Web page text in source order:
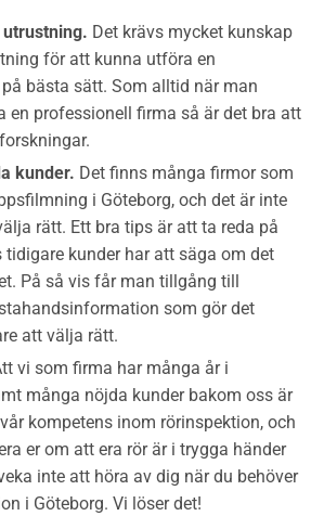
utrustning. Det krävs mycket kunskap
för att kunna utföra en
bästa sätt. Som alltid när man
en professionell firma så är det bra att
kunder. Det finns många firmor som
i Göteborg, och det är inte
rätt. Ett bra tips är att ta reda på
tidigare kunder har att säga om det
På så vis får man tillgång till
som gör det
att välja rätt.
vi som firma har många år i
många nöjda kunder bakom oss är
kompetens inom rörinspektion, och
er om att era rör är i trygga händer
inte att höra av dig när du behöver
i Göteborg. Vi löser det!